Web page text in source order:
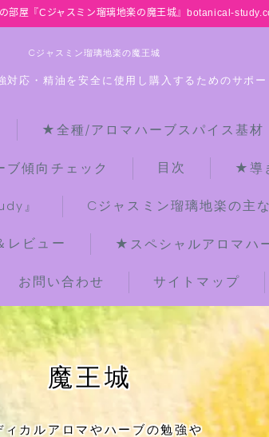
の部屋『Cジャスミン瑠璃地楽の魔王城』botanical-
Cジャスミン瑠璃地楽の魔王城
応・精油を安全に使用し購入するためのサポ
★全種/アロマハーブスパイス基
傾向チェック 目次 ★導
』 Cジャスミン瑠璃地楽の主
レビュー ★スペシャルアロマハ
お問い合わせ サイトマップ
クイズと花の部屋
アロマハーブスパイス基材 プ
マ検定＋αクイズ
ハーブ傾向チェック
魔王城
ィカルアロマやハーブの勉強や